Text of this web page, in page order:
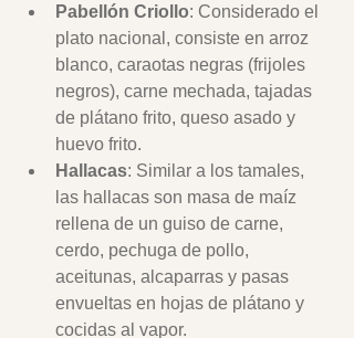
Pabellón Criollo: Considerado el
plato nacional, consiste en arroz
blanco, caraotas negras (frijoles
negros), carne mechada, tajadas
de plátano frito, queso asado y
huevo frito.
Hallacas: Similar a los tamales,
las hallacas son masa de maíz
rellena de un guiso de carne,
cerdo, pechuga de pollo,
aceitunas, alcaparras y pasas
envueltas en hojas de plátano y
cocidas al vapor.